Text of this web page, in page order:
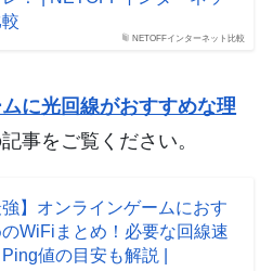
NETOFFインターネット比較
較
に光回線がおすすめな理
事をご覧ください。
強】オンラインゲームにおす
WiFiまとめ！必要な回線速
Ping値の目安も解説 |